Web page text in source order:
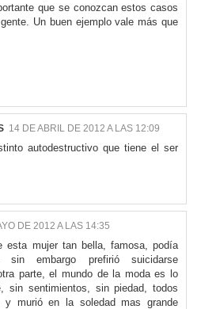
que se conozcan estos casos
Un buen ejemplo vale más que
14 DE ABRIL DE 2012 A LAS 12:09
autodestructivo que tiene el ser
DE 2012 A LAS 14:35
esta mujer tan bella, famosa, podía
embargo prefirió suicidarse
parte, el mundo de la moda es lo
sin sentimientos, sin piedad, todos
y murió en la soledad mas grande